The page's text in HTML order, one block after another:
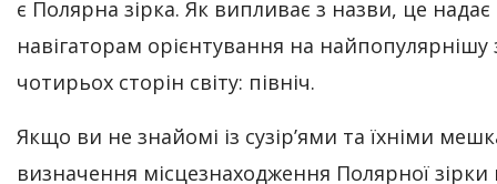
є Полярна зірка. Як випливає з назви, це надає
навігаторам орієнтування на найпопулярнішу
чотирьох сторін світу: північ.
Якщо ви не знайомі із сузір’ями та їхніми
визначення місцезнаходження Полярної зірки